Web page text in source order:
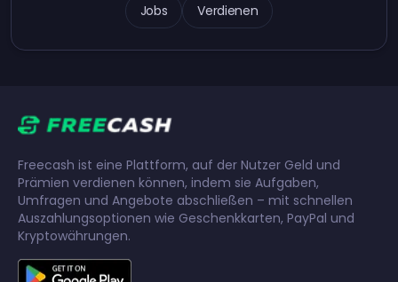
Jobs Verdienen
Freecash ist eine Plattform, auf der Nutzer Geld und
Prämien verdienen können, indem sie Aufgaben,
Umfragen und Angebote abschließen – mit schnellen
Auszahlungsoptionen wie Geschenkkarten, PayPal und
Kryptowährungen.